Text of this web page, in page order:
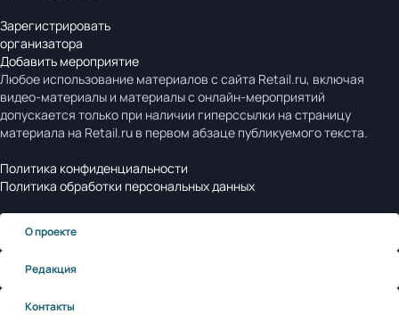
Зарегистрировать
организатора
Добавить мероприятие
Любое использование материалов с сайта Retail.ru, включая
видео-материалы и материалы с онлайн-мероприятий
допускается только при наличии гиперссылки на страницу
материала на Retail.ru в первом абзаце публикуемого текста.
Политика конфиденциальности
Политика обработки персональных данных
О проекте
Редакция
Контакты